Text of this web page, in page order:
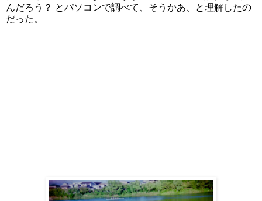
んだろう？ とパソコンで調べて、そうかあ、と理解したの
だった。